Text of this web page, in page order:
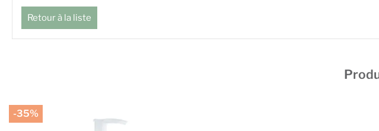
Retour à la liste
-35%